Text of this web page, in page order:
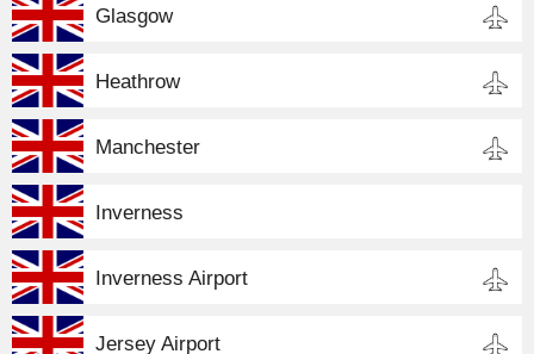
Glasgow
Heathrow
Manchester
Inverness
Inverness Airport
Jersey Airport